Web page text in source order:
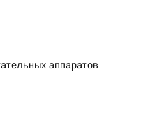
аппаратов